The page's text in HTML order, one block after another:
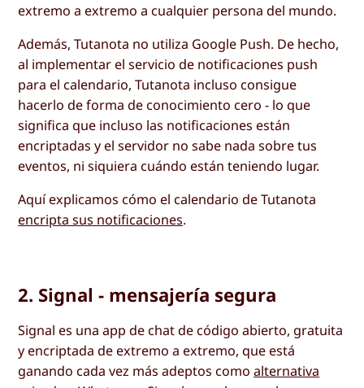
extremo a extremo a cualquier persona del mundo.
Además, Tutanota no utiliza Google Push. De hecho,
al implementar el servicio de notificaciones push
para el calendario, Tutanota incluso consigue
hacerlo de forma de conocimiento cero - lo que
significa que incluso las notificaciones están
encriptadas y el servidor no sabe nada sobre tus
eventos, ni siquiera cuándo están teniendo lugar.
Aquí explicamos cómo el calendario de Tutanota
encripta sus notificaciones.
2. Signal - mensajería segura
Signal es una app de chat de código abierto, gratuita
y encriptada de extremo a extremo, que está
ganando cada vez más adeptos comoalternativa